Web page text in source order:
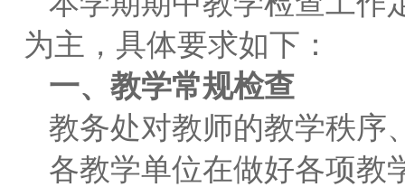
为主，具体要求如下：
一、教学常规检查
教务处对教师的教学秩序
各教学单位在做好各项教